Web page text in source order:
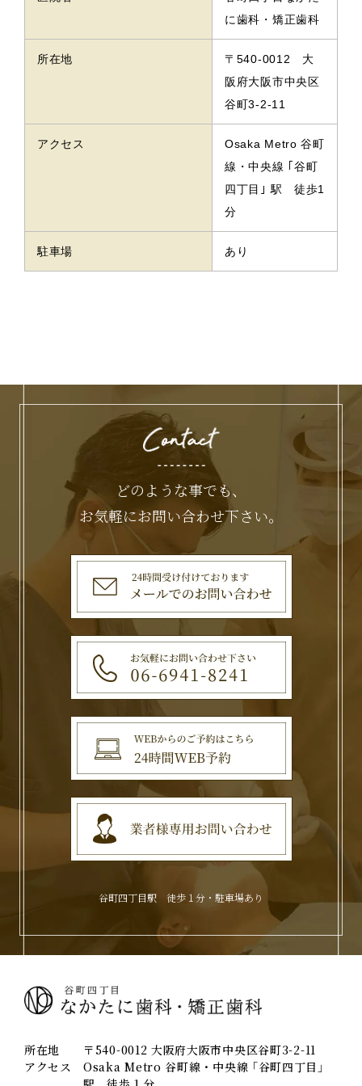
に歯科・矯正歯科
所在地
〒540-0012 大
阪府大阪市中央区
谷町3-2-11
アクセス
Osaka Metro 谷町
線・中央線 ｢谷町
四丁目｣ 駅 徒歩1
分
駐車場 あり
どのような事でも、
お気軽にお問い合わせ下さい。
谷町四丁目駅 徒歩１分・駐車場あり
所在地
〒540-0012 大阪府大阪市中央区谷町3-2-11
アクセス
Osaka Metro 谷町線・中央線 ｢谷町四丁目｣